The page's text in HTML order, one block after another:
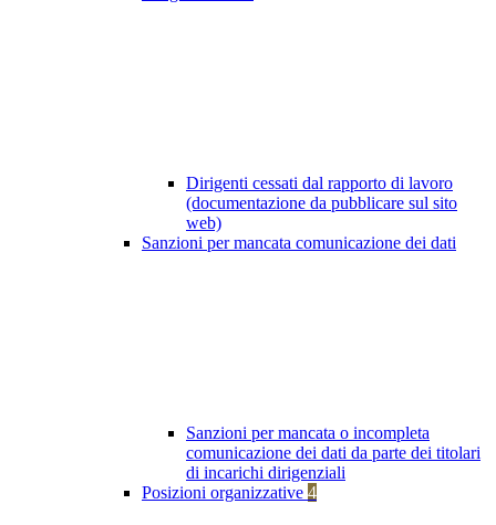
Dirigenti cessati dal rapporto di lavoro
(documentazione da pubblicare sul sito
web)
Sanzioni per mancata comunicazione dei dati
Sanzioni per mancata o incompleta
comunicazione dei dati da parte dei titolari
di incarichi dirigenziali
Posizioni organizzative 4